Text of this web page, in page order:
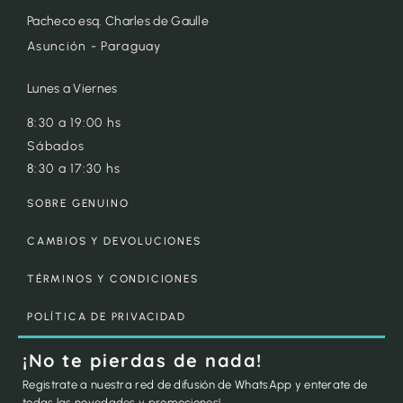
Pacheco esq. Charles de Gaulle
Asunción - Paraguay
Lunes a Viernes
8:30 a 19:00 hs
Sábados
8:30 a 17:30 hs
SOBRE GENUINO
CAMBIOS Y DEVOLUCIONES
TÉRMINOS Y CONDICIONES
POLÍTICA DE PRIVACIDAD
¡No te pierdas de nada!
Registrate a nuestra red de difusión de WhatsApp y enterate de